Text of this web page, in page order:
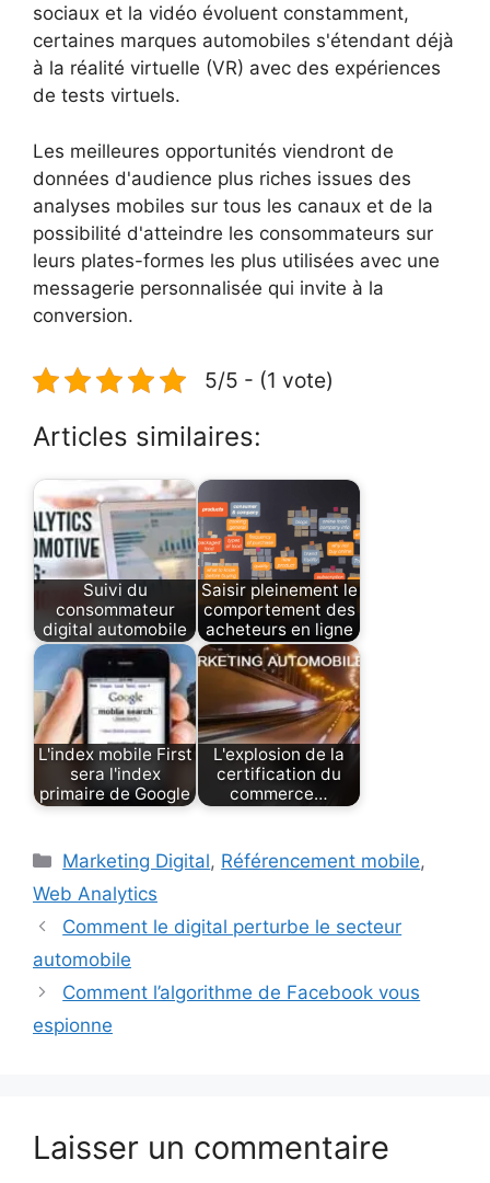
sociaux et la vidéo évoluent constamment,
certaines marques automobiles s'étendant déjà
à la réalité virtuelle (VR) avec des expériences
de tests virtuels.
Les meilleures opportunités viendront de
données d'audience plus riches issues des
analyses mobiles sur tous les canaux et de la
possibilité d'atteindre les consommateurs sur
leurs plates-formes les plus utilisées avec une
messagerie personnalisée qui invite à la
conversion.
5/5 - (1 vote)
Articles similaires:
Suivi du
consommateur
digital automobile
Saisir pleinement le
comportement des
acheteurs en ligne
L'index mobile First
sera l'index
primaire de Google
L'explosion de la
certification du
commerce…
Catégories
Marketing Digital, Référencement mobile,
Web Analytics
Comment le digital perturbe le secteur
automobile
Comment l’algorithme de Facebook vous
espionne
Laisser un commentaire